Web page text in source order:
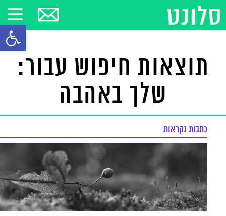
פתח
תוצאות חיפוש עבור:
שלך באהבה
כתבות נקראות